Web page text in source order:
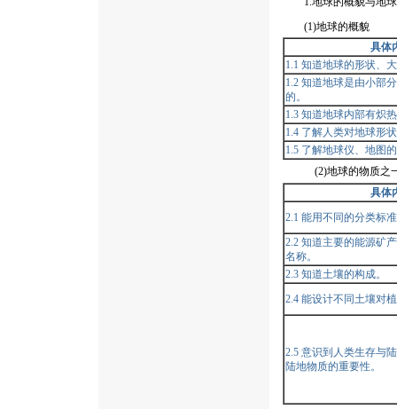
(1)地球的概貌
具体
1.1 知道地球的形状、
1.2 知道地球是由小部
的。
1.3 知道地球内部有炽
1.4 了解人类对地球形
1.5 了解地球仪、地图
(2)地球的物质之一
具体
2.1 能用不同的分类标
2.2 知道主要的能源矿
名称。
2.3 知道土壤的构成。
2.4 能设计不同土壤对
2.5 意识到人类生存与
陆地物质的重要性。